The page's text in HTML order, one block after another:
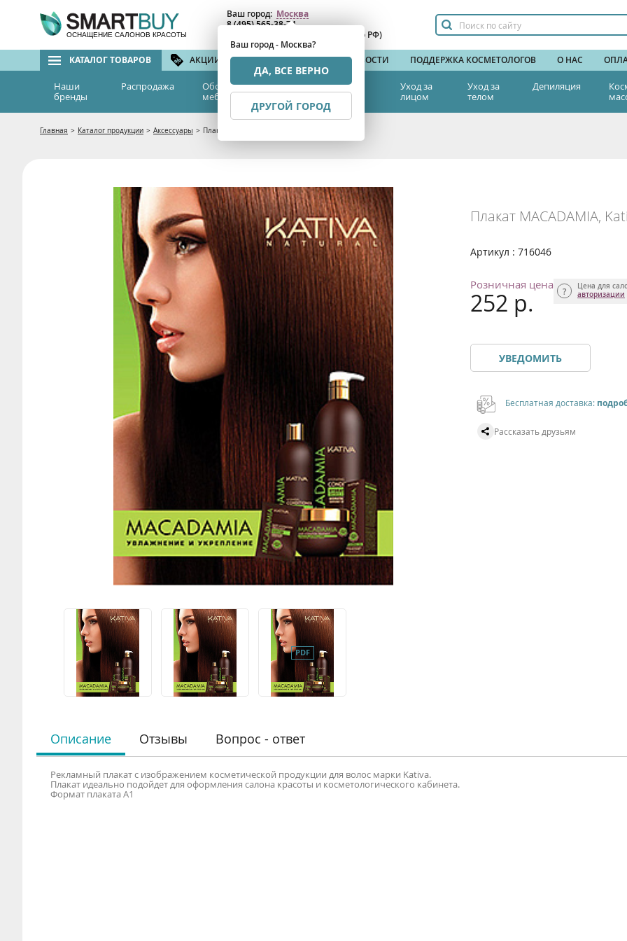
ОСНАЩЕНИЕ САЛОНОВ КРАСОТЫ
Ваш город: Москва
Ваш город - Москва?
ДА, ВСЕ ВЕРНО
ДРУГОЙ ГОРОД
8 (495) 565-38-74
(бесплатный по РФ)
КАТАЛОГ ТОВАРОВ АКЦИИ И СКИДКИ БРЕНДЫ НОВОСТИ ПОДДЕРЖКА КОСМЕТОЛОГОВ О НАС
Наши
бренды
Распродажа
Оборудование и
мебель
Эстетическая
медицина
Уход за
лицом
Уход за
телом
Депиляция
Главная > Каталог продукции > Аксессуары > Плакат MACADAMIA, Kativa
Плакат MACADAMIA,
Артикул : 716046
Розничная цена
252 р.
Цена для
авторизации
УВЕДОМИТЬ
Бесплатная доставка:
Рассказать друзьям
Описание
Рекламный плакат с изображением косметической продукции для волос марки Kativa.
Плакат идеально подойдет для оформления салона красоты и косметологического кабинета.
Формат плаката А1
Отзывы Вопрос - ответ